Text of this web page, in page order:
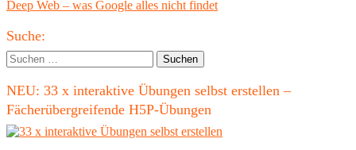
Beitrag:
Nächster
Deep Web – was Google alles nicht findet
Haupt-
Seitenleiste
Suche:
Suchen
nach:
NEU: 33 x interaktive Übungen selbst erstellen –
Fächerübergreifende H5P-Übungen